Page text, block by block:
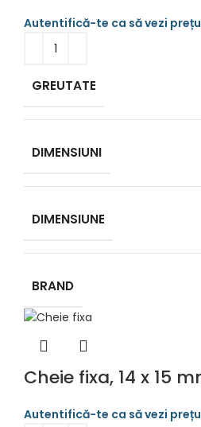
GREUTATE
DIMENSIUNI
DIMENSIUNE
BRAND
Cheie fixa, 14 x 15